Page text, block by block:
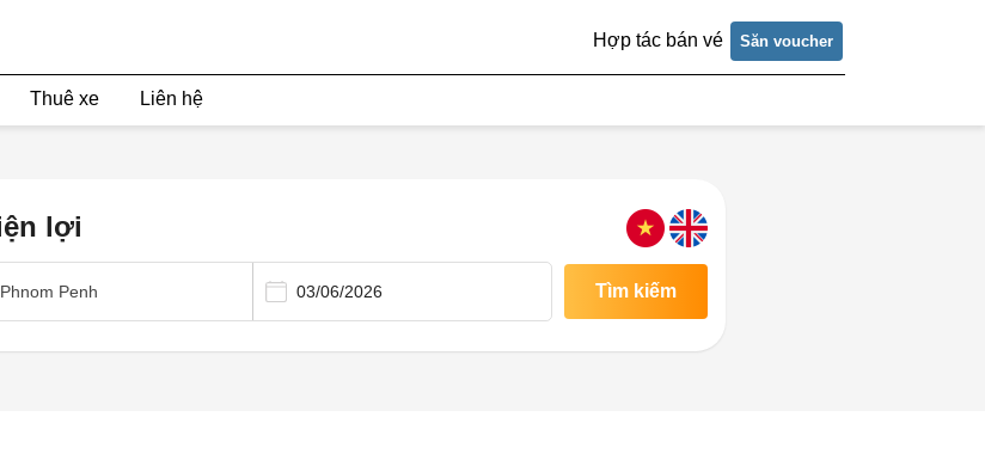
Hợp tác bán vé Săn voucher
Thuê xe Liên hệ
lợi
Phnom Penh Tìm kiếm